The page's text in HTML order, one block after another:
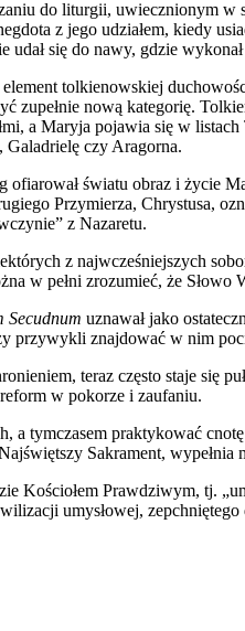
do liturgii, uwiecznionym
z jego udziałem, kiedy
się do nawy, gdzie
tolkienowskiej
nową kategorię.
a Maryja pojawia się w
Galadrielę czy Aragorna.
światu obraz i życie
Przymierza, Chrystusa,
z Nazaretu.
z najwcześniejszych
w pełni zrozumieć, że Słowo
Secudnum uznawał jako
przywykli znajdować w nim
teraz często staje się
w pokorze i zaufaniu.
a tymczasem praktykować
Sakrament,
Prawdziwym, tj.
umysłowej, zepchniętego